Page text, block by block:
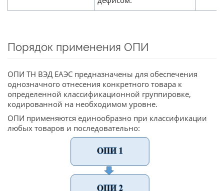
Порядок применения ОПИ
ОПИ ТН ВЭД ЕАЭС предназначены для обеспечения
однозначного отнесения конкретного товара к
определенной классификационной группировке,
кодированной на необходимом уровне.
ОПИ применяются единообразно при классификации
любых товаров и последовательно: